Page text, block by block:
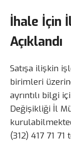
İhale İçin
Açıklandı
Satışa ilişkin
birimleri
ayrıntılı bilgi
Değişikliği İl
(312) 417 71